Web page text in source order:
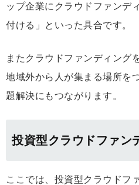
ップ企業にクラウドファンデ
付ける」といった具合です。
またクラウドファンディング
地域外から人が集まる場所を
題解決にもつながります。
投資型クラウドファン
ここでは、投資型クラウドフ